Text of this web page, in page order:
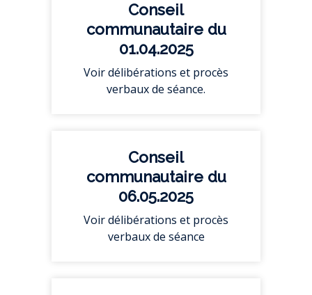
Conseil
communautaire du
01.04.2025
Voir délibérations et procès
verbaux de séance.
Conseil
communautaire du
06.05.2025
Voir délibérations et procès
verbaux de séance